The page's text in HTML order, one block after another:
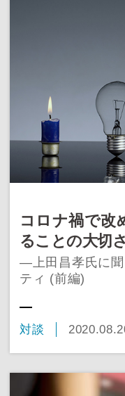
コロナ禍で改
ることの大切さ
―上田昌孝氏に聞
ティ (前編)
対談